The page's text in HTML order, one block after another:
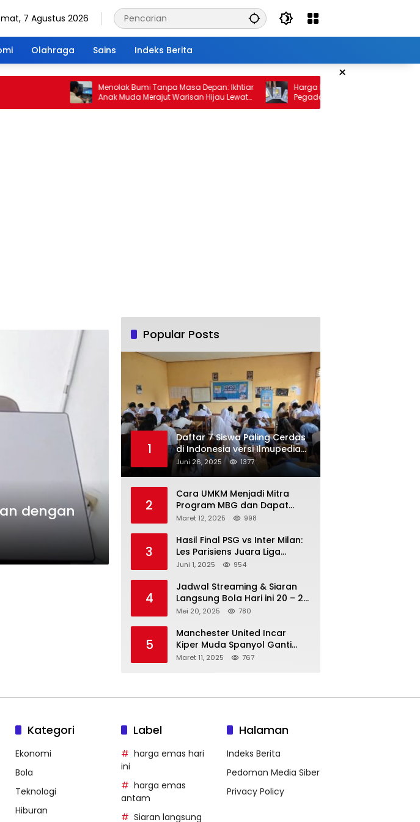
7 Agustus 2026
Olahraga Sains Indeks Berita
×
Menolak Bumi Tanpa Masa Depan: Ikhtiar
Anak Muda Merajut Warisan Hijau Lewat
Portal Waktu
Harga Emas 10 Februari 2026: Antam
Pegadaian Kembali Melonjak
dengan
Popular Posts
1
Daftar 7 Siswa Paling Cerdas
di Indonesia versi Ilmupedia
Tryout UTBK 2025
Juni 26, 2025 1377
2
Cara UMKM Menjadi Mitra
Program MBG dan Dapat
Modal Hingga Rp500 Juta
Maret 12, 2025 998
3
Hasil Final PSG vs Inter Milan:
Les Parisiens Juara Liga
Champions 2025 usai Bantai il
Juni 1, 2025 954
4
Jadwal Streaming & Siaran
Langsung Bola Hari ini 20 – 21
Mei 2025: Manchester City vs
Mei 20, 2025 780
5
Manchester United Incar
Kiper Muda Spanyol Ganti
Andre Onana
Maret 11, 2025 767
Kategori
Ekonomi
Bola
Teknologi
Hiburan
Label
harga emas hari
ini
harga emas
antam
Siaran langsung
Halaman
Indeks Berita
Pedoman Media Siber
Privacy Policy